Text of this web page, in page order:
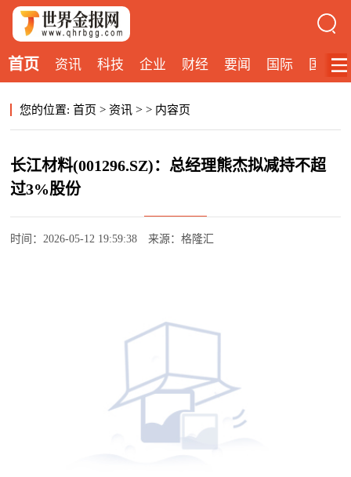
首页 资讯 科技 企业 财经 要闻 国际 国内
您的位置: 首页 > 资讯 > > 内容页
长江材料(001296.SZ)：总经理熊杰拟减持不超
过3%股份
时间：2026-05-12 19:59:38 来源：格隆汇